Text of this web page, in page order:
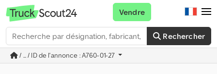
Rechercher
Vendre
/ ... / ID de l'annonce : A760-01-27